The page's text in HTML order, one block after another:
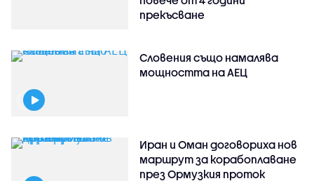
прекъсване
Словения също намалява
мощността на АЕЦ
Иран и Оман договориха нов
маршрут за корабоплаване
през Ормузкия проток